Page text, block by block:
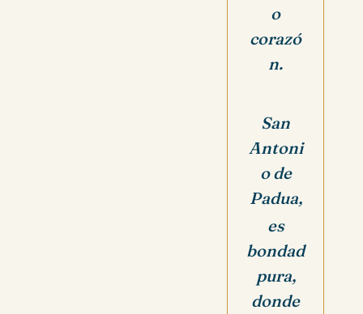
o
corazó
n.
San
Antoni
o de
Padua,
es
bondad
pura,
donde